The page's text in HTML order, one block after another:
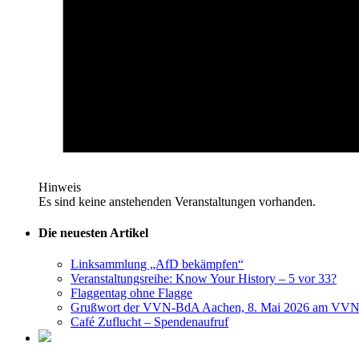
Hinweis
Es sind keine anstehenden Veranstaltungen vorhanden.
Die neuesten Artikel
Linksammlung „AfD bekämpfen“
Veranstaltungsreihe: Know Your History – 5 vor 33?
Flaggentag ohne Flagge
Grußwort der VVN-BdA Aachen, 8. Mai 2026 am
Café Zuflucht – Spendenaufruf